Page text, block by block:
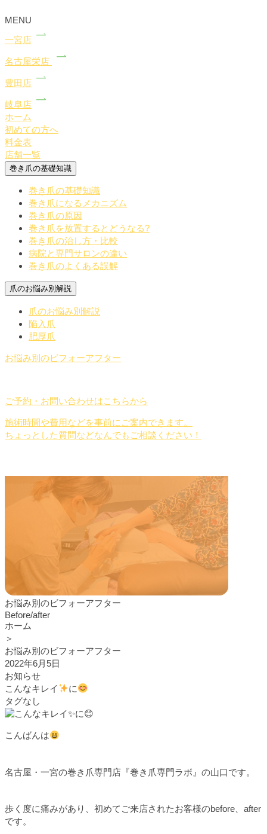
MENU
一宮店
名古屋栄店
豊田店
岐阜店
ホーム
初めての方へ
料金表
店舗一覧
巻き爪の基礎知識
巻き爪の基礎知識
巻き爪になるメカニズム
巻き爪の原因
巻き爪を放置するとどうなる?
巻き爪の治し方・比較
病院と専門サロンの違い
巻き爪のよくある誤解
爪のお悩み別解説
爪のお悩み別解説
陥入爪
肥厚爪
お悩み別のビフォーアフター
ご予約・お問い合わせはこちらから
施術時間や費用などを事前にご案内できます。
ちょっとした質問などなんでもご相談ください！
お悩み別のビフォーアフター
Before/after
ホーム
＞
お悩み別のビフォーアフター
2022年6月5日
お知らせ
こんなキレイ
に
タグなし
こんばんは
名古屋・一宮の巻き爪専門店『巻き爪専門ラボ』の山口です。
歩く度に痛みがあり、初めてご来店されたお客様のbefore、after
です。